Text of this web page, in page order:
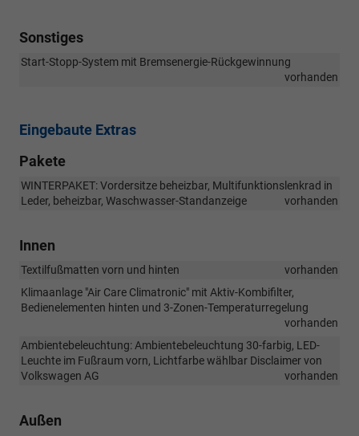
Sonstiges
Start-Stopp-System mit Bremsenergie-Rückgewinnung
vorhanden
Eingebaute Extras
Pakete
WINTERPAKET: Vordersitze beheizbar, Multifunktionslenkrad in
Leder, beheizbar, Waschwasser-Standanzeige
vorhanden
Innen
Textilfußmatten vorn und hinten
vorhanden
Klimaanlage "Air Care Climatronic" mit Aktiv-Kombifilter,
Bedienelementen hinten und 3-Zonen-Temperaturregelung
vorhanden
Ambientebeleuchtung: Ambientebeleuchtung 30-farbig, LED-
Leuchte im Fußraum vorn, Lichtfarbe wählbar Disclaimer von
Volkswagen AG
vorhanden
Außen